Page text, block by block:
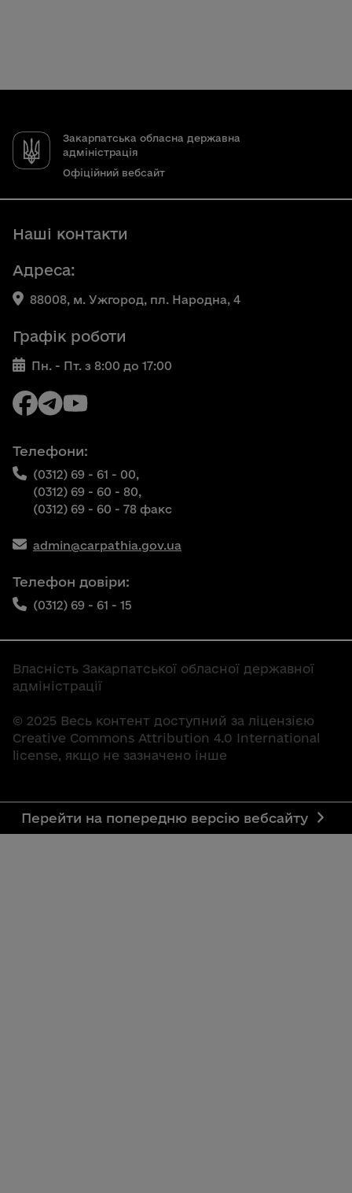
Закарпатська обласна державна
адміністрація
Офіційний вебсайт
Наші контакти
Адреса:
88008, м. Ужгород, пл. Народна, 4
Графік роботи
Пн. - Пт. з 8:00 до 17:00
Телефони:
(0312) 69 - 61 - 00,
(0312) 69 - 60 - 80,
(0312) 69 - 60 - 78 факс
admin@carpathia.gov.ua
Телефон довіри:
(0312) 69 - 61 - 15
Власність Закарпатської обласної державної
адміністрації
© 2025 Весь контент доступний за ліцензією
Creative Commons Attribution 4.0 International
license, якщо не зазначено інше
Перейти на попередню версію вебсайту